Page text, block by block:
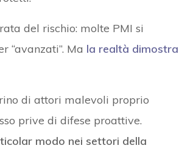
del rischio: molte PMI si
“avanzati”. Ma la realtà dimostra
di attori malevoli proprio
prive di difese proattive.
modo nei settori della